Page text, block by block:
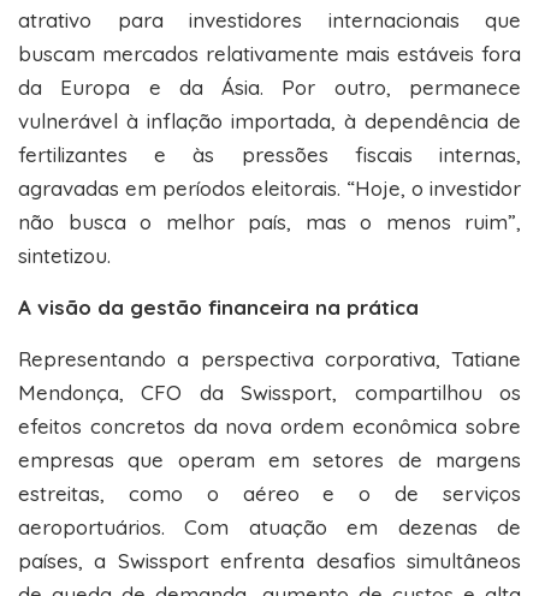
atrativo para investidores internacionais que
buscam mercados relativamente mais estáveis fora
da Europa e da Ásia. Por outro, permanece
vulnerável à inflação importada, à dependência de
fertilizantes e às pressões fiscais internas,
agravadas em períodos eleitorais. “Hoje, o investidor
não busca o melhor país, mas o menos ruim”,
sintetizou.
A visão da gestão financeira na prática
Representando a perspectiva corporativa, Tatiane
Mendonça, CFO da Swissport, compartilhou os
efeitos concretos da nova ordem econômica sobre
empresas que operam em setores de margens
estreitas, como o aéreo e o de serviços
aeroportuários. Com atuação em dezenas de
países, a Swissport enfrenta desafios simultâneos